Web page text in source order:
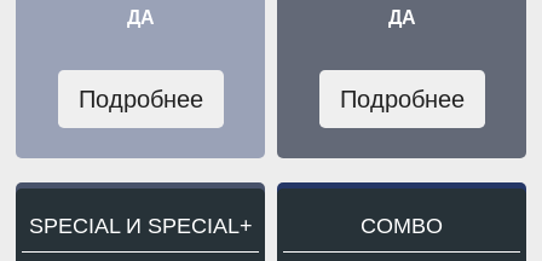
ДА
Подробнее
ДА
Подробнее
SPECIAL И SPECIAL+ COMBO